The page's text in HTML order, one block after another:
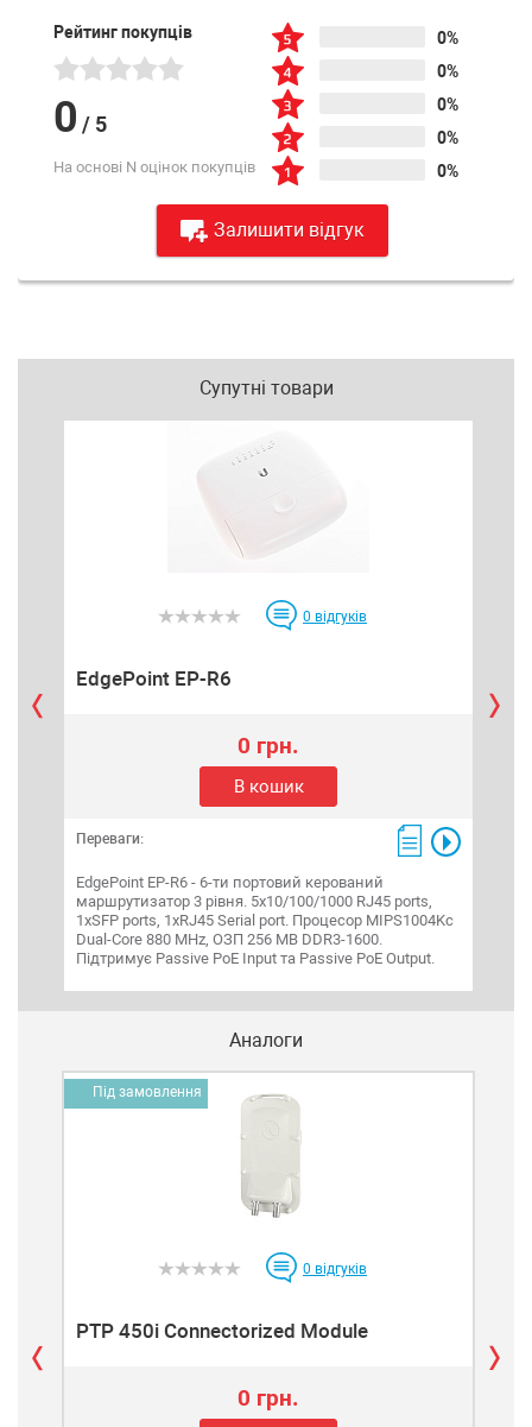
Рейтинг покупців
0 / 5
На основі N оцінок покупців
0%
0%
0%
0%
0%
Залишити відгук
Супутні товари
0 відгуків
EdgePoint EP-R6
0 грн.
В кошик
Переваги:
EdgePoint EP-R6 - 6-ти портовий керований
маршрутизатор 3 рівня. 5x10/100/1000 RJ45 ports,
1xSFP ports, 1xRJ45 Serial port. Процесор MIPS1004Kc
Dual-Core 880 MHz, ОЗП 256 MB DDR3-1600.
Підтримує Passive PoE Input та Passive PoE Output.
Аналоги
Під замовлення
0 відгуків
PTP 450i Connectorized Module
0 грн.